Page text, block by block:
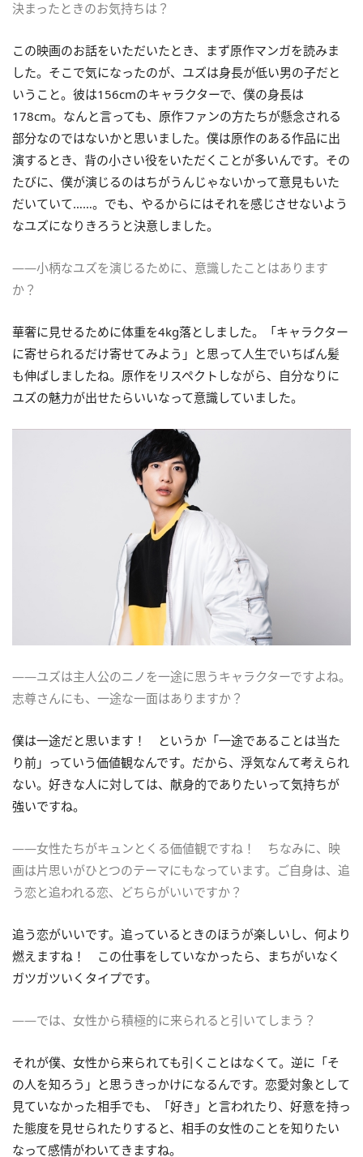
決まったときのお気持ちは？
この映画のお話をいただいたとき、まず原作マンガを読みま
した。そこで気になったのが、ユズは身長が低い男の子だと
いうこと。彼は156cmのキャラクターで、僕の身長は
178cm。なんと言っても、原作ファンの方たちが懸念される
部分なのではないかと思いました。僕は原作のある作品に出
演するとき、背の小さい役をいただくことが多いんです。その
たびに、僕が演じるのはちがうんじゃないかって意見もいた
だいていて……。でも、やるからにはそれを感じさせないよう
なユズになりきろうと決意しました。
――小柄なユズを演じるために、意識したことはあります
か？
華奢に見せるために体重を4kg落としました。「キャラクター
に寄せられるだけ寄せてみよう」と思って人生でいちばん髪
も伸ばしましたね。原作をリスペクトしながら、自分なりに
ユズの魅力が出せたらいいなって意識していました。
――ユズは主人公のニノを一途に思うキャラクターですよね。
志尊さんにも、一途な一面はありますか？
僕は一途だと思います！ というか「一途であることは当た
り前」っていう価値観なんです。だから、浮気なんて考えられ
ない。好きな人に対しては、献身的でありたいって気持ちが
強いですね。
――女性たちがキュンとくる価値観ですね！ ちなみに、映
画は片思いがひとつのテーマにもなっています。ご自身は、追
う恋と追われる恋、どちらがいいですか？
追う恋がいいです。追っているときのほうが楽しいし、何より
燃えますね！ この仕事をしていなかったら、まちがいなく
ガツガツいくタイプです。
――では、女性から積極的に来られると引いてしまう？
それが僕、女性から来られても引くことはなくて。逆に「そ
の人を知ろう」と思うきっかけになるんです。恋愛対象として
見ていなかった相手でも、「好き」と言われたり、好意を持っ
た態度を見せられたりすると、相手の女性のことを知りたい
なって感情がわいてきますね。